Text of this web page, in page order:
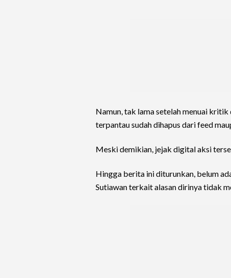
Namun, tak lama setelah menuai
terpantau sudah dihapus dari feed
Meski demikian, jejak digital aksi
Hingga berita ini diturunkan, belum
Sutiawan terkait alasan dirinya tidak